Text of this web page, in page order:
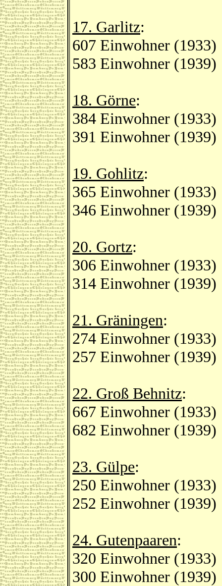
17. Garlitz:
607 Einwohner (1933)
583 Einwohner (1939)
18. Görne:
384 Einwohner (1933)
391 Einwohner (1939)
19. Gohlitz:
365 Einwohner (1933)
346 Einwohner (1939)
20. Gortz:
306 Einwohner (1933)
314 Einwohner (1939)
21. Gräningen:
274 Einwohner (1933)
257 Einwohner (1939)
22. Groß Behnitz:
667 Einwohner (1933)
682 Einwohner (1939)
23. Gülpe:
250 Einwohner (1933)
252 Einwohner (1939)
24. Gutenpaaren:
320 Einwohner (1933)
300 Einwohner (1939)